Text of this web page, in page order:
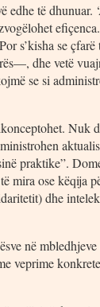
të dhunuar.
s’kisha se
dhe vetë
se si
Nuk
praktike”.
mira ose këqija
dhe
në
veprime